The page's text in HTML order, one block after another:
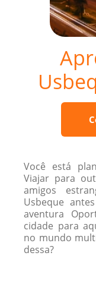
Você está
Viajar para
amigos
Usbeque
aventura
cidade para
no mundo
dessa?